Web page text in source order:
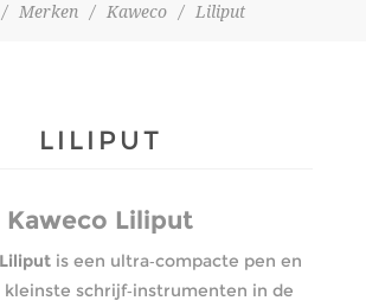
/ Merken / Kaweco / Liliput
LILIPUT
Kaweco Liliput
is een ultra‑compacte pen en
kleinste schrijf‑instrumenten in de